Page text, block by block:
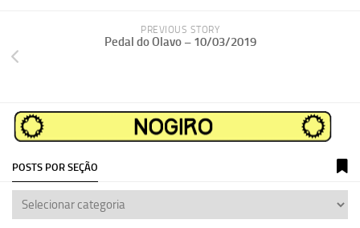
PREVIOUS STORY
Pedal do Olavo – 10/03/2019
POSTS POR SEÇÃO